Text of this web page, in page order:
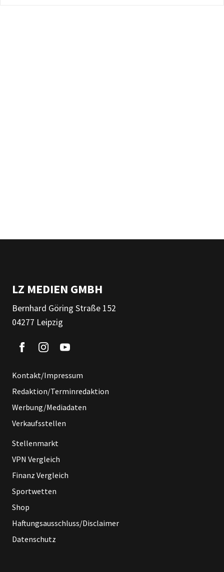
LZ MEDIEN GMBH
Bernhard Göring Straße 152
04277 Leipzig
Kontakt/Impressum
Redaktion/Terminredaktion
Werbung/Mediadaten
Verkaufsstellen
Stellenmarkt
VPN Vergleich
Finanz Vergleich
Sportwetten
Shop
Haftungsausschluss/Disclaimer
Datenschutz